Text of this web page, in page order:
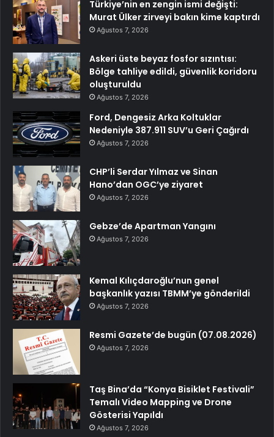
Türkiye’nin en zengin ismi değişti:
Murat Ülker zirveyi bakın kime kaptırdı
Ağustos 7, 2026
Askeri üste beyaz fosfor sızıntısı:
Bölge tahliye edildi, güvenlik koridoru
oluşturuldu
Ağustos 7, 2026
Ford, Dengesiz Arka Koltuklar
Nedeniyle 387.911 SUV’u Geri Çağırdı
Ağustos 7, 2026
CHP’li Serdar Yılmaz ve Sinan
Hano’dan OGC’ye ziyaret
Ağustos 7, 2026
Gebze’de Apartman Yangını
Ağustos 7, 2026
Kemal Kılıçdaroğlu’nun genel
başkanlık yazısı TBMM’ye gönderildi
Ağustos 7, 2026
Resmi Gazete’de bugün (07.08.2026)
Ağustos 7, 2026
Taş Bina’da “Konya Bisiklet Festivali”
Temalı Video Mapping ve Drone
Gösterisi Yapıldı
Ağustos 7, 2026